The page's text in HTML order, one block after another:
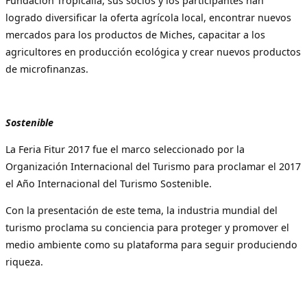
logrado diversificar la oferta agrícola local, encontrar nuevos
mercados para los productos de Miches, capacitar a los
agricultores en producción ecológica y crear nuevos productos
de microfinanzas.
Sostenible
La Feria Fitur 2017 fue el marco seleccionado por la
Organización Internacional del Turismo para proclamar el 2017
el Año Internacional del Turismo Sostenible.
Con la presentación de este tema, la industria mundial del
turismo proclama su conciencia para proteger y promover el
medio ambiente como su plataforma para seguir produciendo
riqueza.